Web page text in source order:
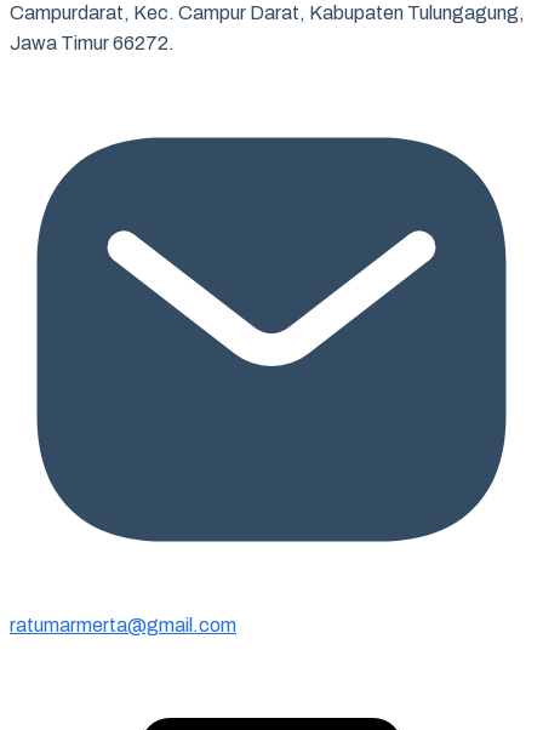
Campurdarat, Kec. Campur Darat, Kabupaten Tulungagung,
Jawa Timur 66272.
ratumarmerta@gmail.com